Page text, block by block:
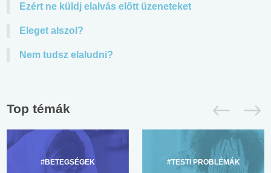
Ezért ne küldj elalvás előtt üzeneteket
Eleget alszol?
Nem tudsz elaludni?
Top témák
#BETEGSÉGEK #TESTI PROBLÉMÁK